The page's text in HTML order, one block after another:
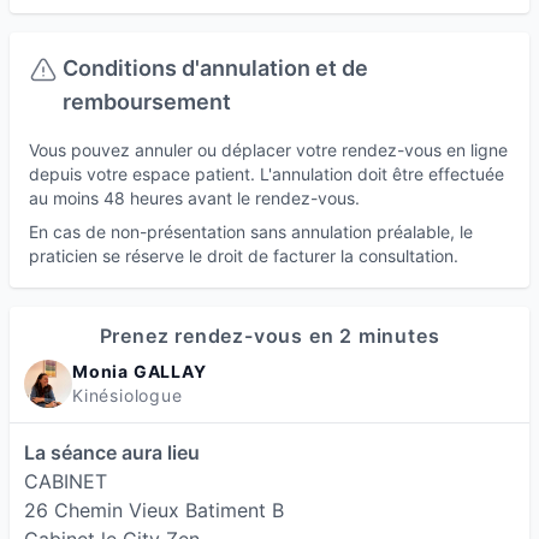
débordement.
Confiance en soi et estime de soi
Les difficultés de confiance en soi, les schémas
limitants, les croyances négatives ou les peurs
peuvent entraver l’épanouissement personnel. Le
travail en kinésiologie permet de renforcer
Transitions de vie et développement
personnel
deuils, reconversions, divorces, demenagements,
étapes de vie importantes : la kinésiologie
accompagne les périodes de transition en aidant
Conditions d'annulation et de
remboursement
Vous pouvez annuler ou déplacer votre rendez-vous en ligne
depuis votre espace patient. L'annulation doit être effectuée
au moins 48 heures avant le rendez-vous.
En cas de non-présentation sans annulation préalable, le
praticien se réserve le droit de facturer la consultation.
Prenez rendez-vous en 2 minutes
Monia GALLAY
Kinésiologue
La séance aura lieu
CABINET
26 Chemin Vieux Batiment B